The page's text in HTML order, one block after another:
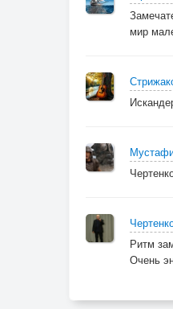
мир
Ритм
Очень